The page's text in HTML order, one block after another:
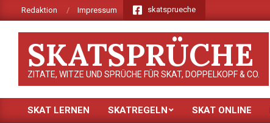
to
Redaktion Impressum skatsprueche
SKATSPRÜCHE
ZITATE, WITZE UND SPRÜCHE FÜR SKAT, DOPPELKOPF & CO.
Primary
SKAT LERNEN SKATREGELN SKAT ONLINE